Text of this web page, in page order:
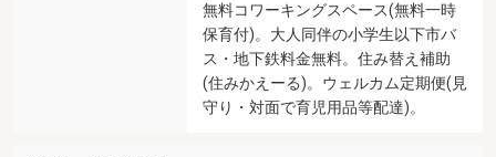
無料コワーキングスペース(無料一時
保育付)。大人同伴の小学生以下市バ
ス・地下鉄料金無料。住み替え補助
(住みかえーる)。ウェルカム定期便(見
守り・対面で育児用品等配達)。